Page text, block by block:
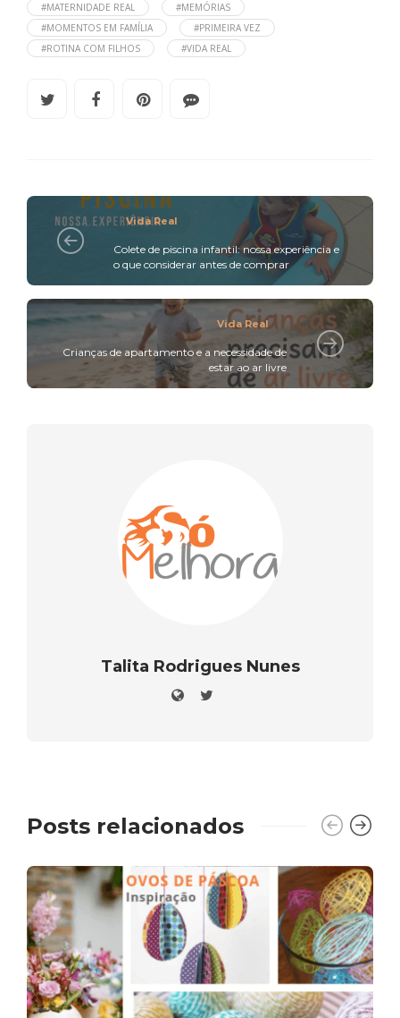
#MATERNIDADE REAL
#MEMÓRIAS
#MOMENTOS EM FAMÍLIA
#PRIMEIRA VEZ
#ROTINA COM FILHOS
#VIDA REAL
Vida Real
Colete de piscina infantil: nossa experiência e
o que considerar antes de comprar
Vida Real
Crianças de apartamento e a necessidade de
estar ao ar livre
Talita Rodrigues Nunes
Posts relacionados